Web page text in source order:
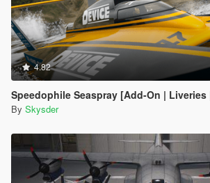
4.82
Speedophile Seaspray [Add-On | Liveries
By Skysder